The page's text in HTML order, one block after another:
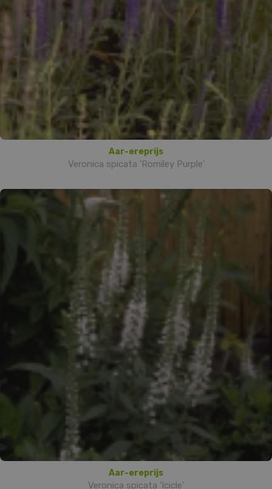
Aar-ereprijs
Veronica spicata 'Romiley Purple'
Aar-ereprijs
Veronica spicata 'Icicle'